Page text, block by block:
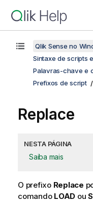
Qlik Sense no
Sintaxe de scripts
Palavras-chave e
Prefixos de script
Replace
NESTA PÁGINA
Saiba mais
O prefixo Replace
comando LOAD ou